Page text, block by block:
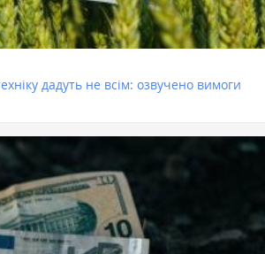
дадуть не всім: озвучено вимоги